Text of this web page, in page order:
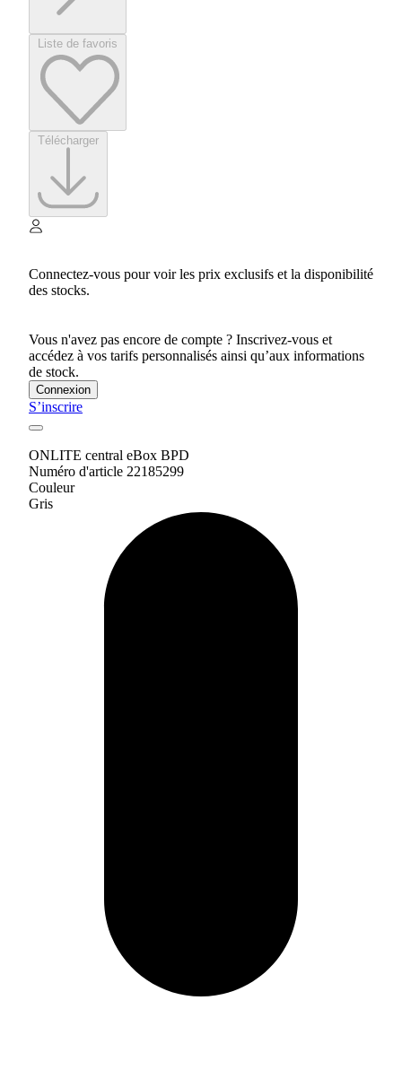
Connectez-vous pour voir les prix exclusifs et la disponibilité
des stocks.
Vous n'avez pas encore de compte ? Inscrivez-vous et
accédez à vos tarifs personnalisés ainsi qu’aux informations
de stock.
Connexion
S’inscrire
ONLITE central eBox BPD
Numéro d'article 22185299
Couleur
Gris